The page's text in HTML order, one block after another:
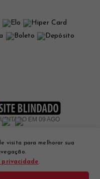
visita para melhorar sua
.